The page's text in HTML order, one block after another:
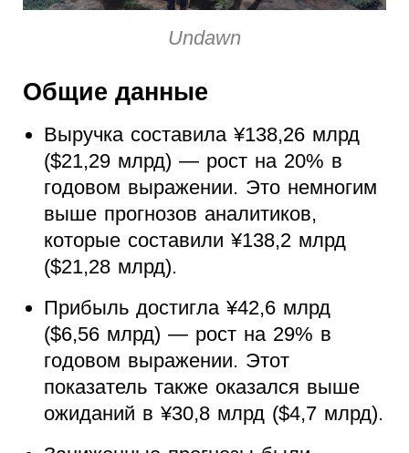
Undawn
Общие данные
Выручка составила ¥138,26 млрд
($21,29 млрд) — рост на 20% в
годовом выражении. Это немногим
выше прогнозов аналитиков,
которые составили ¥138,2 млрд
($21,28 млрд).
Прибыль достигла ¥42,6 млрд
($6,56 млрд) — рост на 29% в
годовом выражении. Этот
показатель также оказался выше
ожиданий в ¥30,8 млрд ($4,7 млрд).